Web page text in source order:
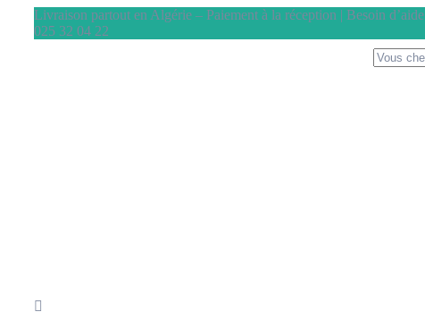
Livraison partout en Algérie – Paiement à la réception | Besoin
025 32 04 22